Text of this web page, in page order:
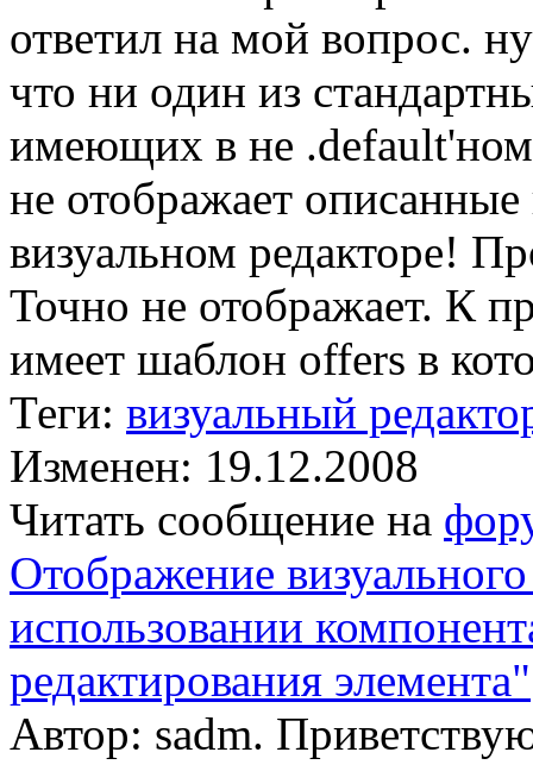
ответил на мой вопрос.
что ни один из
имеющих в не
не отображает
визуальном редакторе!
Точно не отображает. К
имеет шаблон offers в
Теги: визуальный
Изменен: 19.12.2008
Читать сообщение на
Отображение
использовании
редактирования элемента"
Автор: sadm.